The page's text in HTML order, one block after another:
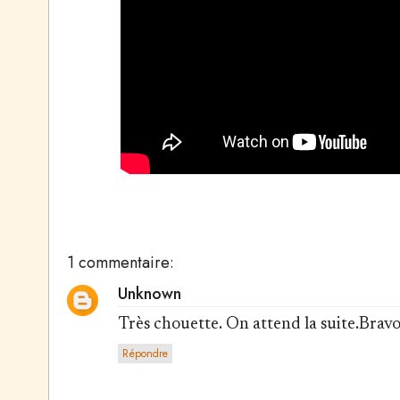
1 commentaire:
Unknown
Très chouette. On attend la
Répondre